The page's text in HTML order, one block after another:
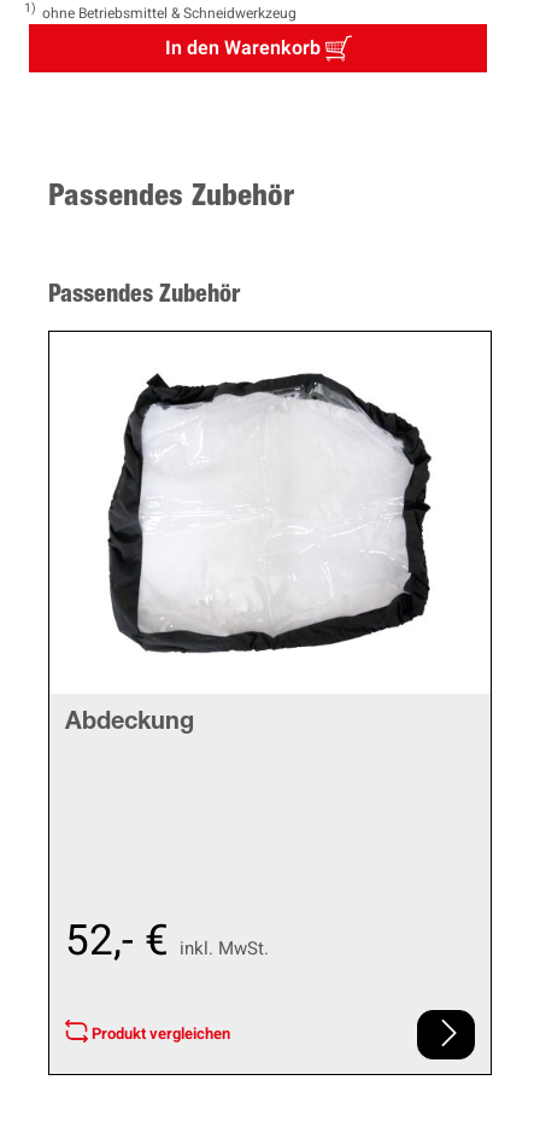
1 ohne Betriebsmittel & Schneidwerkzeug
In den Warenkorb
Passendes Zubehör
Passendes Zubehör
Abdeckung
52,- € inkl. MwSt.
Produkt vergleichen